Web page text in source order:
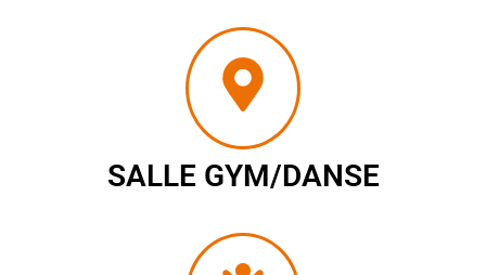
SALLE GYM/DANSE